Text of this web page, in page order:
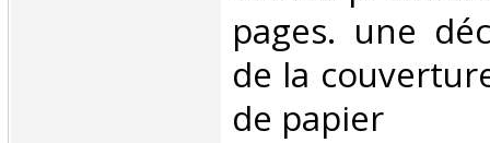
pages. une
de la
de papier ‎